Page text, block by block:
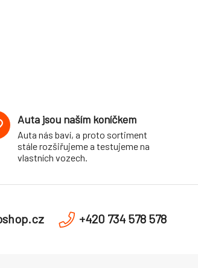
Auta jsou naším koníčkem
Auta nás baví, a proto sortiment
stále rozšiřujeme a testujeme na
vlastních vozech.
+420 734 578 578